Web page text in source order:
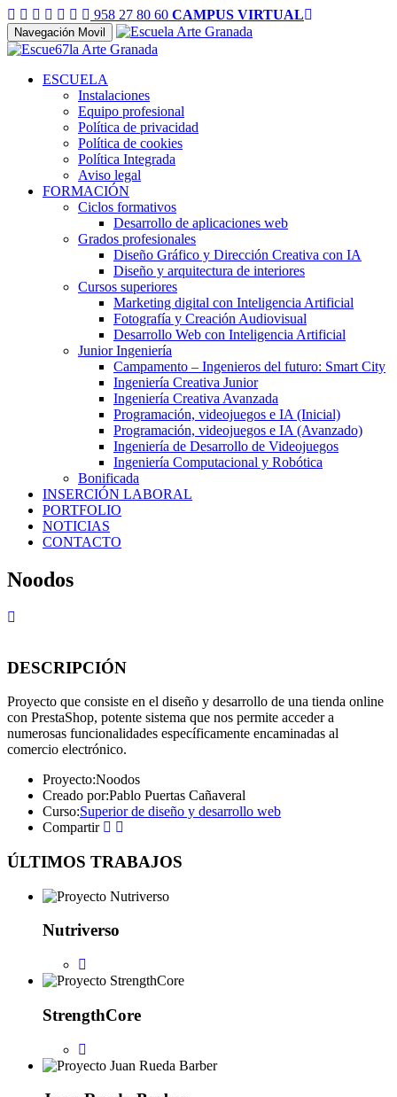
958 27 80 60 CAMPUS VIRTUAL
Navegación Movil
ESCUELA
Instalaciones
Equipo profesional
Política de privacidad
Política de cookies
Política Integrada
Aviso legal
FORMACIÓN
Ciclos formativos
Desarrollo de aplicaciones web
Grados profesionales
Diseño Gráfico y Dirección Creativa con IA
Diseño y arquitectura de interiores
Cursos superiores
Marketing digital con Inteligencia Artificial
Fotografía y Creación Audiovisual
Desarrollo Web con Inteligencia Artificial
Junior Ingeniería
Campamento – Ingenieros del futuro: Smart City
Ingeniería Creativa Junior
Ingeniería Creativa Avanzada
Programación, videojuegos e IA (Inicial)
Programación, videojuegos e IA (Avanzado)
Ingeniería de Desarrollo de Videojuegos
Ingeniería Computacional y Robótica
Bonificada
INSERCIÓN LABORAL
PORTFOLIO
NOTICIAS
CONTACTO
Noodos
DESCRIPCIÓN
Proyecto que consiste en el diseño y desarrollo de una tienda online
con PrestaShop, potente sistema que nos permite acceder a
numerosas funcionalidades específicamente encaminadas al
comercio electrónico.
Proyecto:Noodos
Creado por:Pablo Puertas Cañaveral
Curso:Superior de diseño y desarrollo web
Compartir
ÚLTIMOS TRABAJOS
Nutriverso
StrengthCore